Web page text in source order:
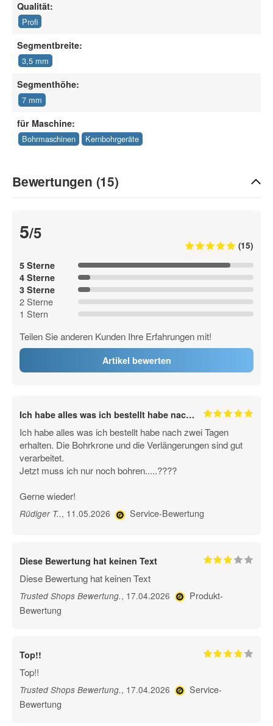
Qualität:
Profi
Segmentbreite:
3,5 mm
Segmenthöhe:
7 mm
für Maschine:
Bohrmaschinen Kernbohrgeräte
Bewertungen (15)
5/5
(15)
5 Sterne
4 Sterne
3 Sterne
2 Sterne
1 Stern
Teilen Sie anderen Kunden Ihre Erfahrungen mit!
Artikel bewerten
Ich habe alles was ich bestellt habe nac…
Ich habe alles was ich bestellt habe nach zwei Tagen
erhalten. Die Bohrkrone und die Verlängerungen sind gut
verarbeitet.
Jetzt muss ich nur noch bohren.....????
Gerne wieder!
Rüdiger T.., 11.05.2026 Service-Bewertung
Diese Bewertung hat keinen Text
Diese Bewertung hat keinen Text
Trusted Shops Bewertung., 17.04.2026
Produkt-
Bewertung
Top!!
Top!!
Trusted Shops Bewertung., 17.04.2026
Service-
Bewertung